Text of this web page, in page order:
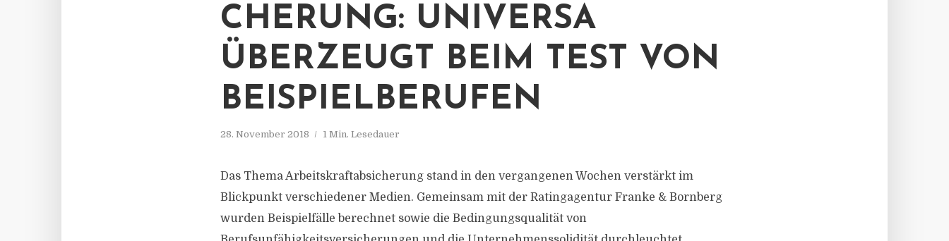
CHERUNG: UNIVERSA
ÜBERZEUGT BEIM TEST VON
BEISPIELBERUFEN
28. November 2018 1 Min. Lesedauer
Das Thema Arbeitskraftabsicherung stand in den vergangenen Wochen verstärkt im
Blickpunkt verschiedener Medien. Gemeinsam mit der Ratingagentur Franke & Bornberg
wurden Beispielfälle berechnet sowie die Bedingungsqualität von